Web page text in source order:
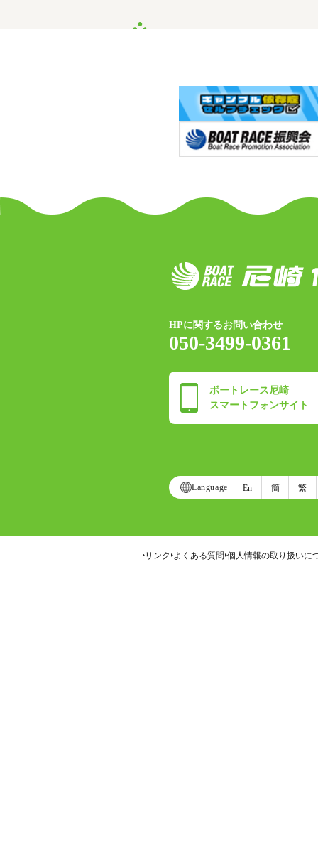
HPに関するお問い合わせ
050-3499-0361
ボートレース尼崎
スマートフォンサイト
Language En 簡 繁
リンク よくある質問 個人情報の取り扱いに